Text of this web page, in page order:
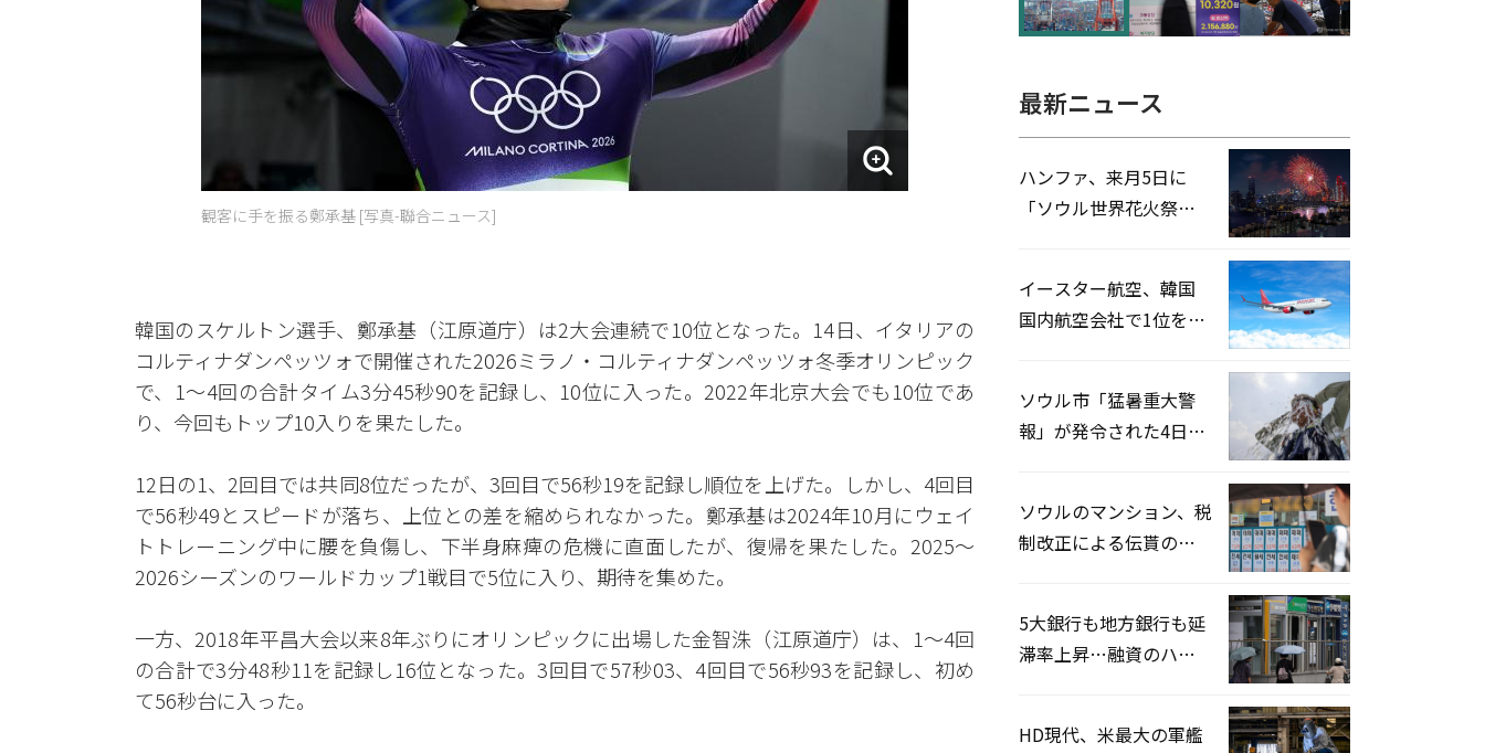
観客に手を振る鄭承基 [写真-聯合ニュース]
韓国のスケルトン選手、鄭承基（江原道庁）は2大会連続で10位となった。14日、イタリアの
コルティナダンペッツォで開催された2026ミラノ・コルティナダンペッツォ冬季オリンピック
で、1〜4回の合計タイム3分45秒90を記録し、10位に入った。2022年北京大会でも10位であ
り、今回もトップ10入りを果たした。
12日の1、2回目では共同8位だったが、3回目で56秒19を記録し順位を上げた。しかし、4回目
で56秒49とスピードが落ち、上位との差を縮められなかった。鄭承基は2024年10月にウェイ
トトレーニング中に腰を負傷し、下半身麻痺の危機に直面したが、復帰を果たした。2025〜
2026シーズンのワールドカップ1戦目で5位に入り、期待を集めた。
一方、2018年平昌大会以来8年ぶりにオリンピックに出場した金智洙（江原道庁）は、1〜4回
の合計で3分48秒11を記録し16位となった。3回目で57秒03、4回目で56秒93を記録し、初め
て56秒台に入った。
最新ニュース
ハンファ、来月5日に
「ソウル世界花火祭り
イースター航空、韓国
国内航空会社で1位を記
ソウル市「猛暑重大警
報」が発令された4日、
ソウルのマンション、税
制改正による伝貰の月
5大銀行も地方銀行も延
滞率上昇…融資のハー
HD現代、米最大の軍艦